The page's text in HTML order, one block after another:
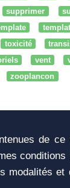
supprimer
toxicité
vent
zooplancon
de ce
modalités